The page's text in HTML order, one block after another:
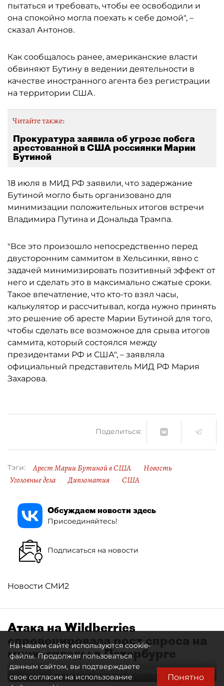
пытаться и требовать, чтобы ее освободили и
она спокойно могла поехать к себе домой", –
сказал Антонов.
Как сообщалось ранее, американские власти
обвиняют Бутину в ведении деятельности в
качестве иностранного агента без регистрации
на территории США.
Читайте также:
Прокуратура заявила об угрозе побега
арестованной в США россиянки Марии
Бутиной
18 июля в МИД РФ заявили, что задержание
Бутиной могло быть организовано для
минимизации положительных итогов встречи
Владимира Путина и Дональда Трампа.
"Все это произошло непосредственно перед
двусторонним саммитом в Хельсинки, явно с
задачей минимизировать позитивный эффект от
него и сделать это в максимально сжатые сроки.
Такое впечатление, что кто-то взял часы,
калькулятор и рассчитывал, когда нужно принять
это решение об аресте Марии Бутиной для того,
чтобы сделать все возможное для срыва итогов
саммита, который состоялся между
президентами РФ и США", – заявляла
официальный представитель МИД РФ Мария
Захарова.
Поделиться:
Тэги: Арест Марии Бутиной в США
Новость
Уголовные дела
Дипломатия США
Обсуждаем новости здесь
Присоединяйтесь!
Подписаться на новости
Новости СМИ2
Атака на Wildberries
спровоцировала рост спроса на
мини–склады в Петербурге
Автор фото:Stokkete / Shutterstock / FOTODOM
На нашем сайте используются cookie-
файлы. Продолжая пользоваться
данным сайтом, вы подтверждаете
свое согласие на использование
Понятно